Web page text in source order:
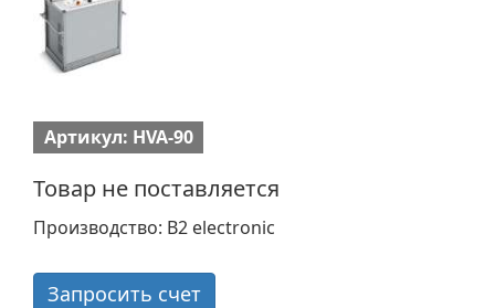
Артикул: HVA-90
Товар не поставляется
Производство: B2 electronic
Запросить счет